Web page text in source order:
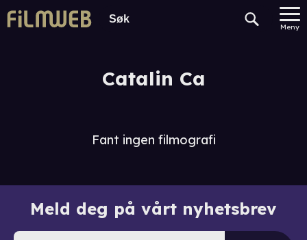
Meny
Catalin Ca
Fant ingen filmografi
Meld deg på vårt nyhetsbrev